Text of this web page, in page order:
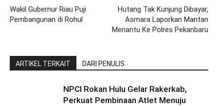
Wakil Gubernur Riau Puji
Pembangunan di Rohul
Hutang Tak Kunjung Dibayar,
Asmara Laporkan Mantan
Menantu Ke Polres Pekanbaru
ARTIKEL TERKAIT DARI PENULIS
NPCI Rokan Hulu Gelar Rakerkab,
Perkuat Pembinaan Atlet Menuju